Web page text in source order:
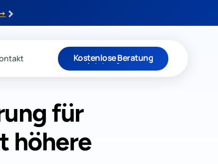
›
Kostenlose Beratung
Jetzt anfragen
für
höhere